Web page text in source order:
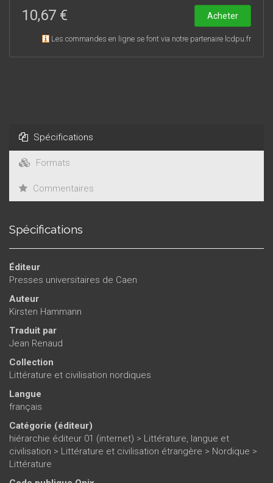
10,67 €
Acheter
Les commandes en ligne se font via notre partenaire lcdpu.fr
Spécifications
Formats
Commentaires
Spécifications
Éditeur
Presses universitaires de Caen
Auteur
Kirsten Hammann
Traduit par
Jean Renaud
Collection
Littérature et civilisation nordiques
Langue
français
Catégorie (éditeur)
hiérarchie éditeur 01 (internet) > Littérature, langue et
civilisation > Littérature et civilisation étrangère > Nordique >
Littérature